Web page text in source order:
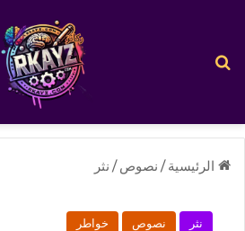
الرئيسية / نصوص / نثر
نثر نصوص خواطر